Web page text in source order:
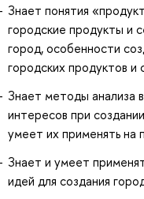
Знает понятия
городские продукты и
город, особенности
городских продуктов и
Знает методы анализа
интересов при
умеет их применять на
Знает и умеет
идей для создания